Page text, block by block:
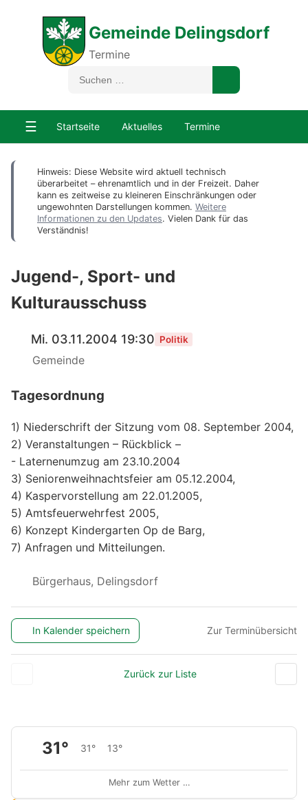
Gemeinde Delingsdorf
Termine
☰ Startseite Aktuelles Termine
Hinweis: Diese Website wird aktuell technisch
überarbeitet – ehrenamtlich und in der Freizeit. Daher
kann es zeitweise zu kleineren Einschränkungen oder
ungewohnten Darstellungen kommen. Weitere
Informationen zu den Updates. Vielen Dank für das
Verständnis!
Jugend-, Sport- und
Kulturausschuss
Mi. 03.11.2004 19:30 Politik
Gemeinde
Tagesordnung
1) Niederschrift der Sitzung vom 08. September 2004,
2) Veranstaltungen – Rückblick –
- Laternenumzug am 23.10.2004
3) Seniorenweihnachtsfeier am 05.12.2004,
4) Kaspervorstellung am 22.01.2005,
5) Amtsfeuerwehrfest 2005,
6) Konzept Kindergarten Op de Barg,
7) Anfragen und Mitteilungen.
Bürgerhaus, Delingsdorf
In Kalender speichern Zur Terminübersicht
Zurück zur Liste
31° 31° 13°
Mehr zum Wetter …